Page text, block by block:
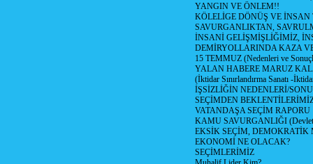
YANGIN VE ÖNLEM!!
KÖLELİGE DÖNÜŞ VE İNSAN
SAVURGANLIKTAN,
İNSANİ GELİŞMİŞLİĞİMİZ,
DEMİRYOLLARINDA KAZA
15 TEMMUZ (Nedenleri ve
YALAN HABERE MARUZ
(İktidar Sınırlandırma Sanatı -
İŞSİZLİĞİN NEDENLERİ/
SEÇİMDEN
VATANDAŞA SEÇİM RAPORU
KAMU SAVURGANLIĞI (Devlet
EKSİK SEÇİM, DEMOKRATİK
EKONOMİ NE OLACAK?
SEÇİMLERİMİZ